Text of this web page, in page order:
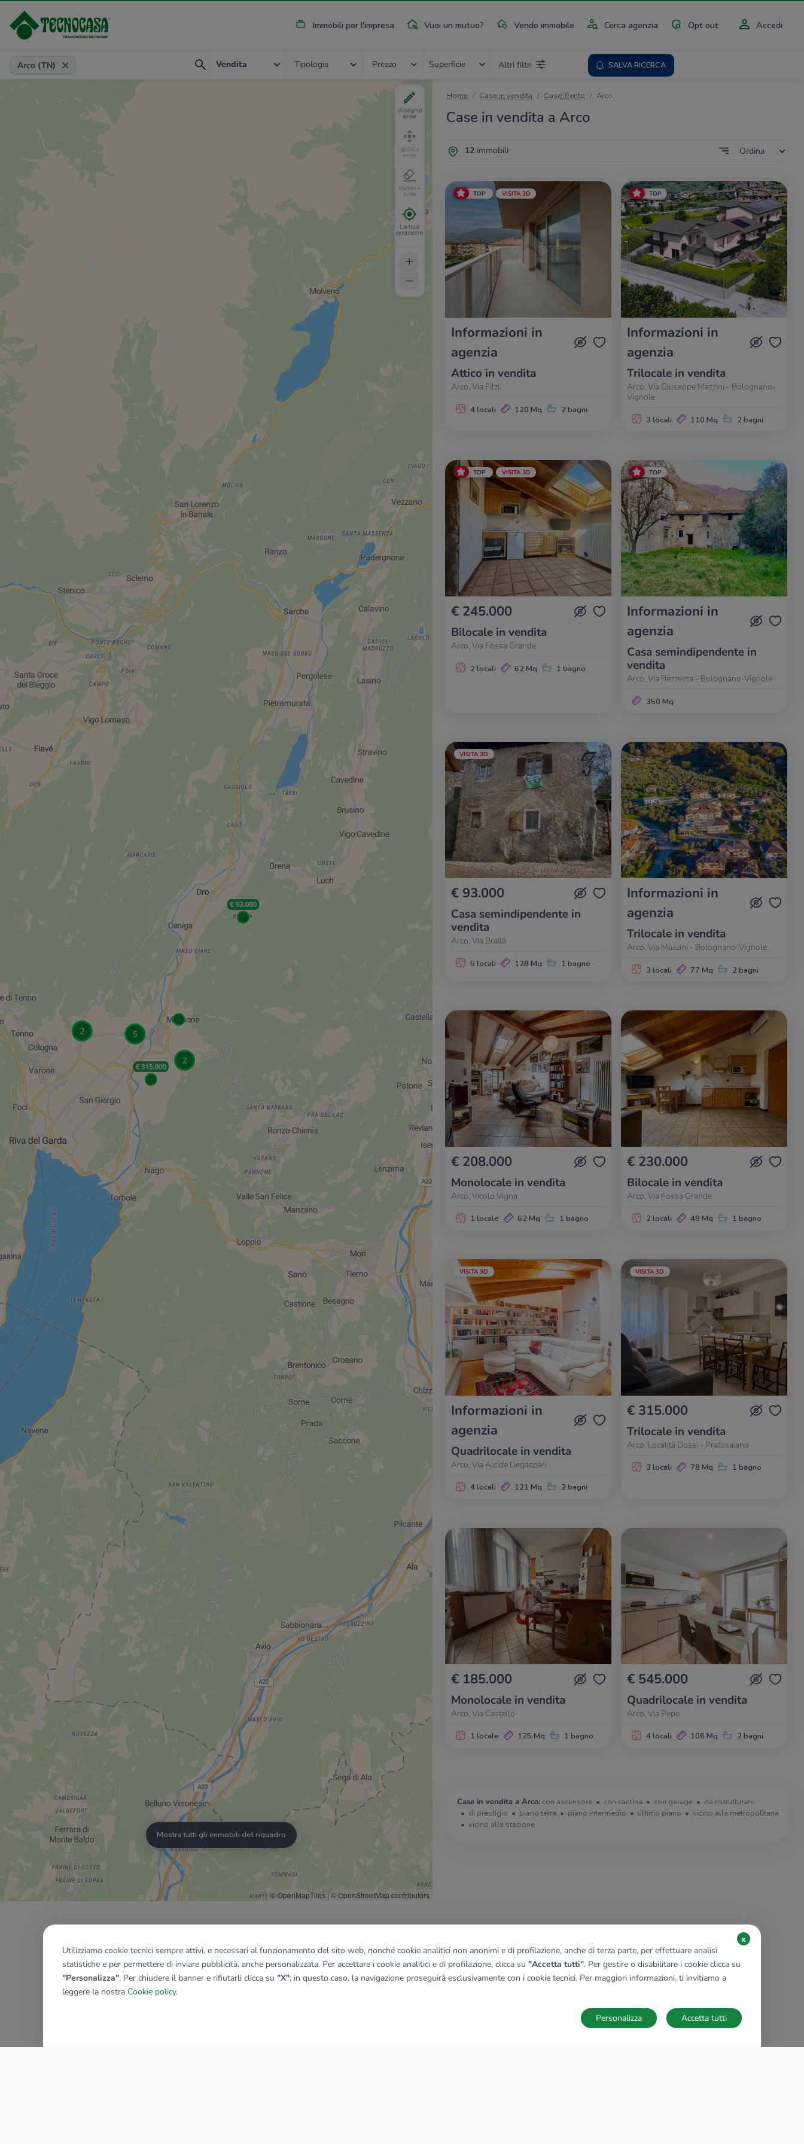
Immobili per l'impresa Vuoi un mutuo? Vendo immobile Cerca agenzia Opt out Accedi
Provincia, comune, zona, riferimento
Arco (TN) Vendita Tipologia Prezzo Superficie Altri filtri SALVA RICERCA
Home Case in vendita Case Trento Arco
Case in vendita a Arco
12immobili Ordina
TOP VISITA 3D
Informazioni in
agenzia
Attico in vendita
Arco, Via Filzi
4 locali 120 Mq 2 bagni
TOP
Informazioni in
agenzia
Trilocale in vendita
Arco, Via Giuseppe Mazzini - Bolognano-
Vignole
3 locali 110 Mq 2 bagni
TOP VISITA 3D
€ 245.000
Bilocale in vendita
Arco, Via Fossa Grande
2 locali 62 Mq 1 bagno
TOP
Informazioni in
agenzia
Casa semindipendente in
vendita
Arco, Via Bezzecca - Bolognano-Vignole
350 Mq
VISITA 3D
€ 93.000
Casa semindipendente in
vendita
Arco, Via Braila
5 locali 128 Mq 1 bagno
Informazioni in
agenzia
Trilocale in vendita
Arco, Via Mazzini - Bolognano-Vignole
3 locali 77 Mq 2 bagni
€ 208.000
Monolocale in vendita
Arco, Vicolo Vigna
1 locale 62 Mq 1 bagno
€ 230.000
Bilocale in vendita
Arco, Via Fossa Grande
2 locali 49 Mq 1 bagno
VISITA 3D
Informazioni in
agenzia
Quadrilocale in vendita
Arco, Via Alcide Degasperi
4 locali 121 Mq 2 bagni
VISITA 3D
€ 315.000
Trilocale in vendita
Arco, Località Dossi - Pratosaiano
3 locali 78 Mq 1 bagno
€ 185.000
Monolocale in vendita
Arco, Via Castello
1 locale 125 Mq 1 bagno
€ 545.000
Quadrilocale in vendita
Arco, Via Pepe
4 locali 106 Mq 2 bagni
Case in vendita a Arco: con ascensore con cantina con garage
da ristrutturare
di prestigio
piano terra piano intermedio ultimo piano
vicino alla metropolitana
vicino alla stazione
© OpenMapTiles|© OpenStreetMap contributors
disegna
area
sposta
area
elimina
area
La tua
posizione
+
–
Mostra tutti gli immobili del riquadro
Utilizziamo cookie tecnici sempre attivi, e necessari al funzionamento del sito web, nonché cookie analitici non anonimi e di profilazione, anche di terza parte, per effettuare analisi
statistiche e per permettere di inviare pubblicità, anche personalizzata. Per accettare i cookie analitici e di profilazione, clicca su "Accetta tutti". Per gestire o disabilitare i cookie clicca su
"Personalizza". Per chiudere il banner e rifiutarli clicca su "X"; in questo caso, la navigazione proseguirà esclusivamente con i cookie tecnici. Per maggiori informazioni, ti invitiamo a
leggere la nostra Cookie policy.
x
Accetta tutti
Personalizza